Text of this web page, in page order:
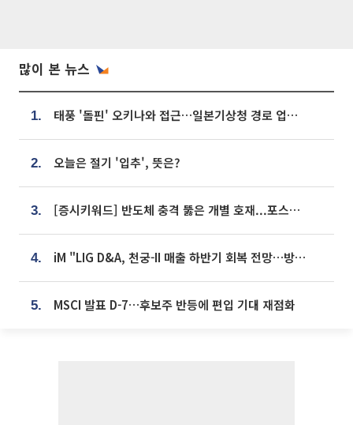
많이 본 뉴스
1. 태풍 '돌핀' 오키나와 접근…일본기상청 경로 업데이트
2. 오늘은 절기 '입추', 뜻은?
3. [증시키워드] 반도체 충격 뚫은 개별 호재...포스코퓨처엠·에코프로·한화솔루션 '눈길'
4. iM "LIG D&A, 천궁-II 매출 하반기 회복 전망…방산 톱픽 유지"
5. MSCI 발표 D-7…후보주 반등에 편입 기대 재점화